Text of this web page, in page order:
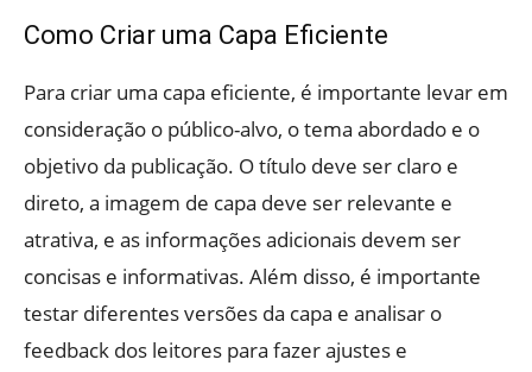
Como Criar uma Capa Eficiente
Para criar uma capa eficiente, é importante levar em
consideração o público-alvo, o tema abordado e o
objetivo da publicação. O título deve ser claro e
direto, a imagem de capa deve ser relevante e
atrativa, e as informações adicionais devem ser
concisas e informativas. Além disso, é importante
testar diferentes versões da capa e analisar o
feedback dos leitores para fazer ajustes e